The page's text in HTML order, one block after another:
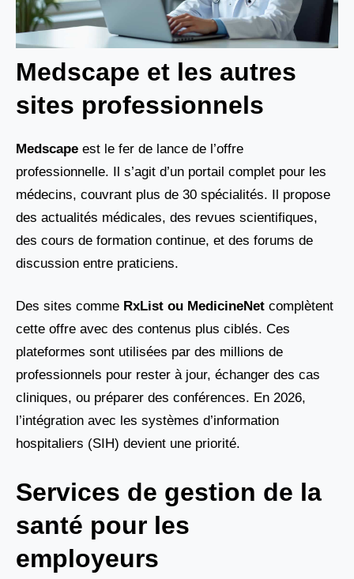
Medscape et les autres
sites professionnels
Medscape est le fer de lance de l’offre
professionnelle. Il s’agit d’un portail complet pour les
médecins, couvrant plus de 30 spécialités. Il propose
des actualités médicales, des revues scientifiques,
des cours de formation continue, et des forums de
discussion entre praticiens.
Des sites comme RxList ou MedicineNet complètent
cette offre avec des contenus plus ciblés. Ces
plateformes sont utilisées par des millions de
professionnels pour rester à jour, échanger des cas
cliniques, ou préparer des conférences. En 2026,
l’intégration avec les systèmes d’information
hospitaliers (SIH) devient une priorité.
Services de gestion de la
santé pour les
employeurs